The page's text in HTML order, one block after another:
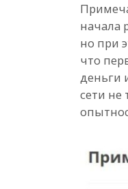
начала
но при
что
деньги
сети не